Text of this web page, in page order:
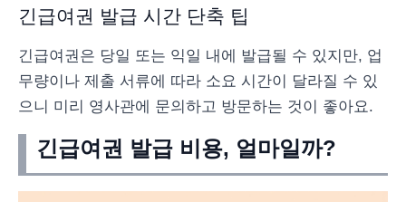
긴급여권 발급 시간 단축 팁
긴급여권은 당일 또는 익일 내에 발급될 수 있지만, 업
무량이나 제출 서류에 따라 소요 시간이 달라질 수 있
으니 미리 영사관에 문의하고 방문하는 것이 좋아요.
긴급여권 발급 비용, 얼마일까?